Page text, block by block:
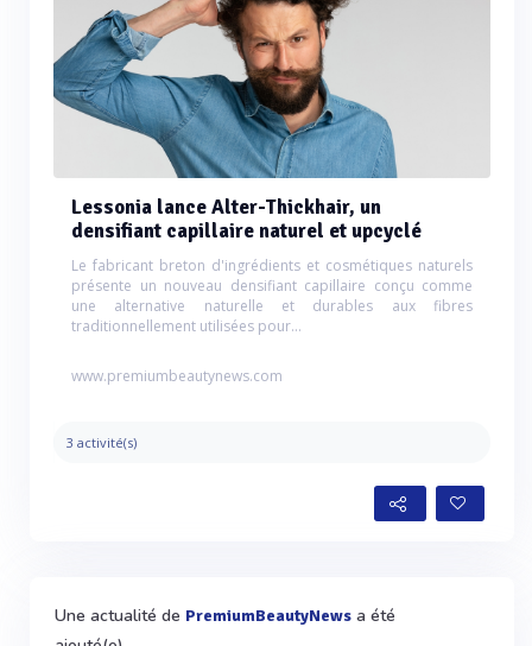
Lessonia lance Alter-Thickhair, un
densifiant capillaire naturel et upcyclé
Le fabricant breton d'ingrédients et cosmétiques naturels
présente un nouveau densifiant capillaire conçu comme
une alternative naturelle et durables aux fibres
traditionnellement utilisées pour...
www.premiumbeautynews.com
3 activité(s)
Une actualité de PremiumBeautyNews a été